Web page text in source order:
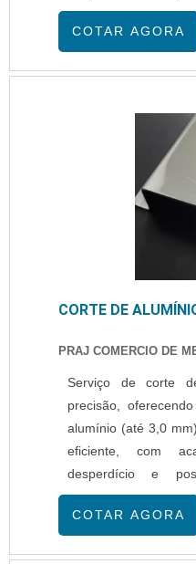
conforme a
especializado,
COTAR AGORA
CORTE DE
PRAJ COMERCIO DE
Serviço de corte
precisão,
alumínio (até 3,0
eficiente, com
desperdício e
conforme a
especializado,
COTAR AGORA